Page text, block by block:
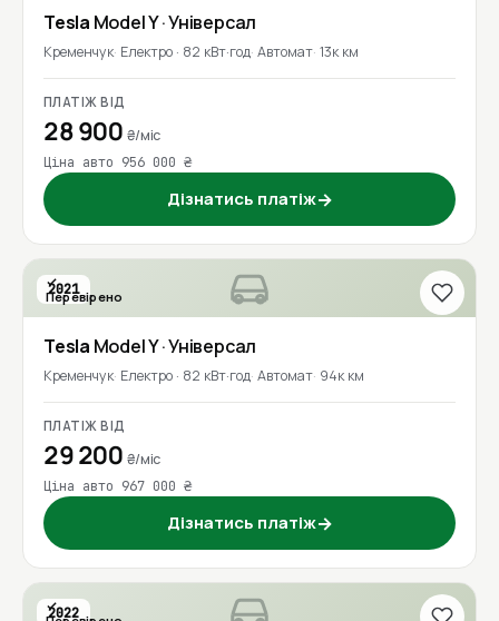
Tesla Model Y· Універсал
Кременчук Електро · 82 кВт·год Автомат 13к км
ПЛАТІЖ ВІД
28 900 ₴/міс
Ціна авто 956 000 ₴
Дізнатись платіж→
2021
Перевірено
Tesla Model Y· Універсал
Кременчук Електро · 82 кВт·год Автомат 94к км
ПЛАТІЖ ВІД
29 200 ₴/міс
Ціна авто 967 000 ₴
Дізнатись платіж→
2022